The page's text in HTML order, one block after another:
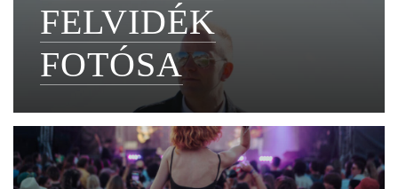
FELVIDÉK
FOTÓSA